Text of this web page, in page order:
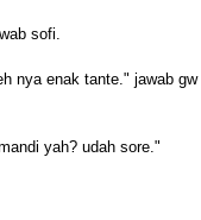
sofi.
nya enak tante." jawab gw
yah? udah sore."